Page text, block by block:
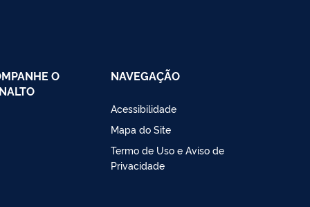
O
NAVEGAÇÃO
Acessibilidade
Mapa do Site
Termo de Uso e Aviso de
Privacidade